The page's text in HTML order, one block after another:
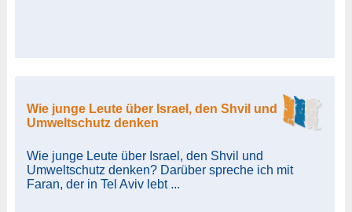
Wie junge Leute über Israel, den Shvil und
Umweltschutz denken
Wie junge Leute über Israel, den Shvil und
Umweltschutz denken? Darüber spreche ich mit
Faran, der in Tel Aviv lebt ...